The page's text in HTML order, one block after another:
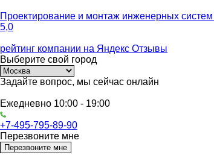
Проектирование и монтаж инженерных систем
5,0
рейтинг компании на Яндекс Отзывы
Выберите свой город
Задайте вопрос, мы сейчас онлайн
Ежедневно 10:00 - 19:00
+7-495-795-89-90
Перезвоните мне
Перезвоните мне